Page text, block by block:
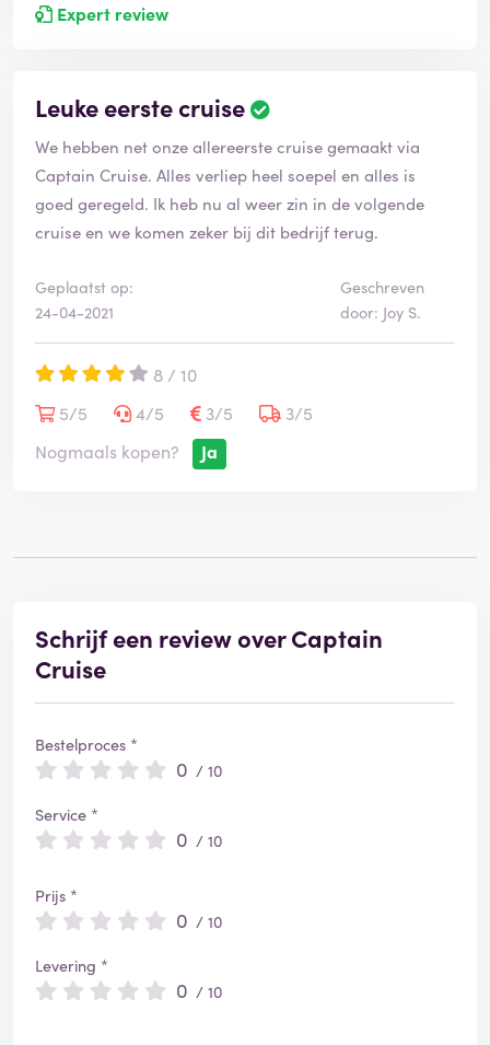
Expert review
Leuke eerste cruise
We hebben net onze allereerste cruise gemaakt via
Captain Cruise. Alles verliep heel soepel en alles is
goed geregeld. Ik heb nu al weer zin in de volgende
cruise en we komen zeker bij dit bedrijf terug.
Geplaatst op:
24-04-2021
Geschreven
door: Joy S.
8 / 10
5/5
4/5 3/5
3/5
Nogmaals kopen?
Ja
Schrijf een review over Captain
Cruise
Bestelproces *
0 / 10
Service *
0 / 10
Prijs *
0 / 10
Levering *
0 / 10